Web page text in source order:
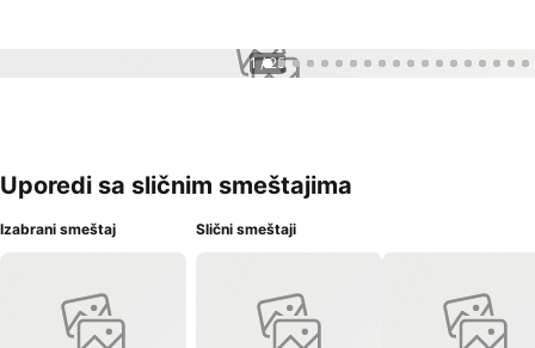
1 / 25
Uporedi sa sličnim smeštajima
Izabrani smeštaj Slični smeštaji